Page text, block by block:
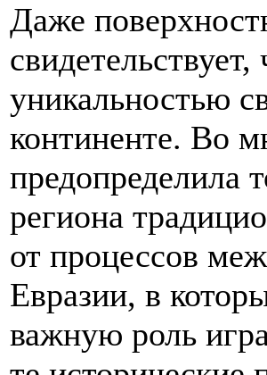
Даже
уникальностью
континенте. Во
предопределила
региона
от процессов
Евразии, в
важную роль